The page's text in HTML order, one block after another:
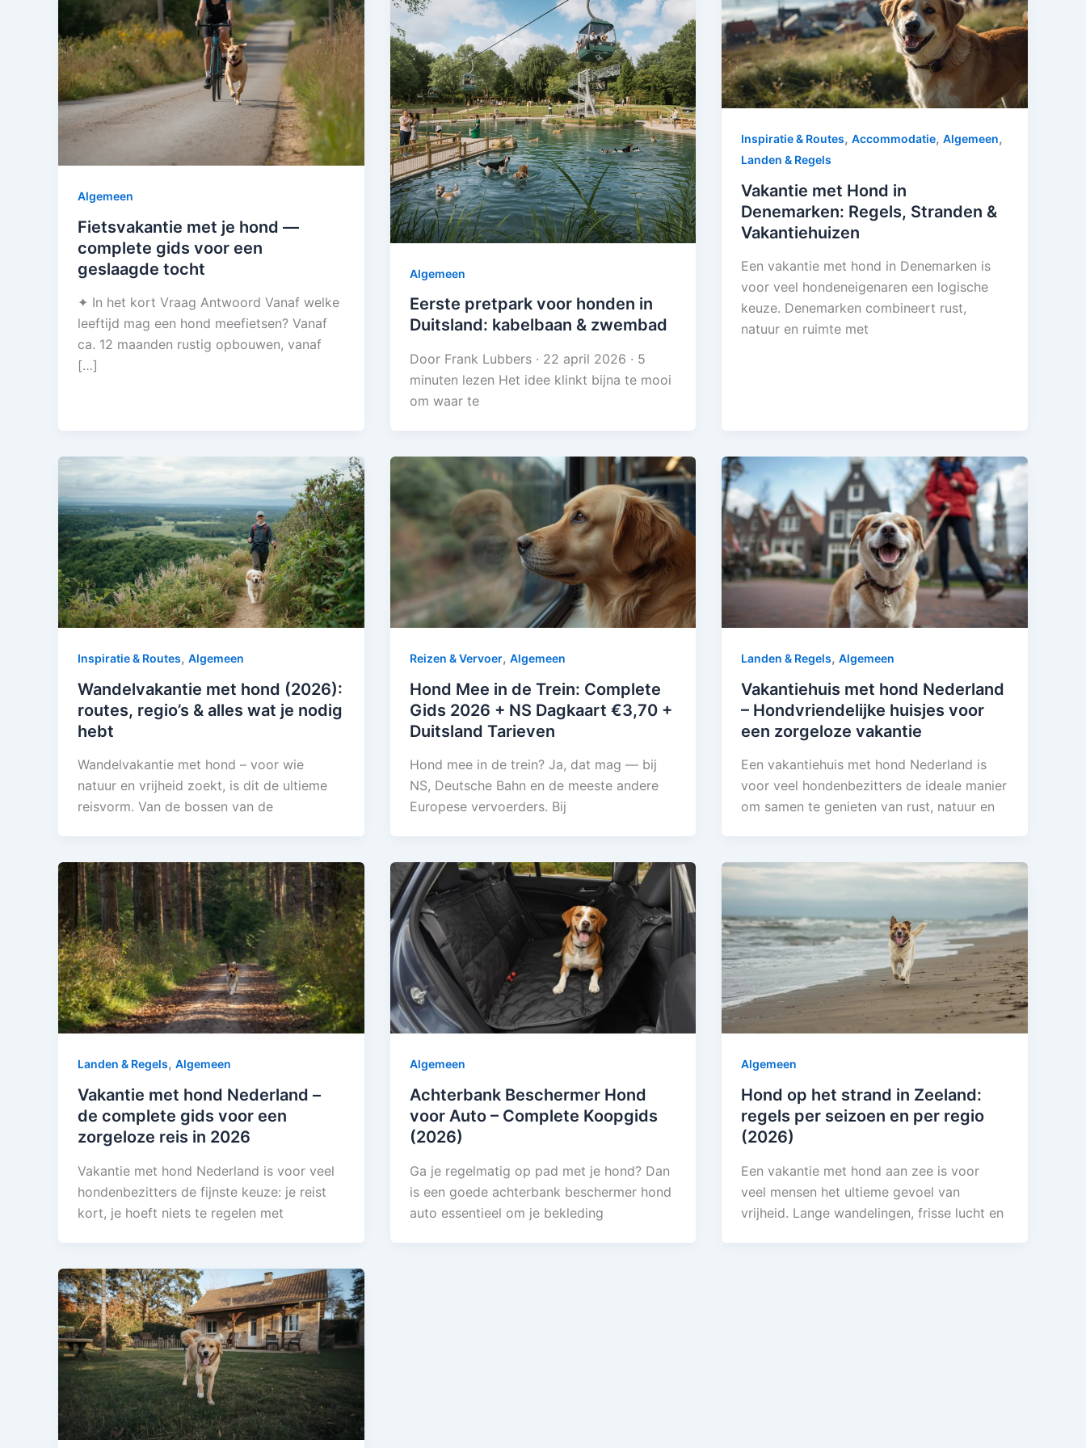
Algemeen
Fietsvakantie met je hond —
complete gids voor een
geslaagde tocht
✦ In het kort Vraag Antwoord Vanaf welke
leeftijd mag een hond meefietsen? Vanaf
ca. 12 maanden rustig opbouwen, vanaf
[…]
Algemeen
Eerste pretpark voor honden in
Duitsland: kabelbaan & zwembad
Door Frank Lubbers · 22 april 2026 · 5
minuten lezen Het idee klinkt bijna te mooi
om waar te
Inspiratie & Routes,Accommodatie,Algemeen,
Landen & Regels
Vakantie met Hond in
Denemarken: Regels, Stranden &
Vakantiehuizen
Een vakantie met hond in Denemarken is
voor veel hondeneigenaren een logische
keuze. Denemarken combineert rust,
natuur en ruimte met
Inspiratie & Routes, Algemeen
Wandelvakantie met hond (2026):
routes, regio’s & alles wat je nodig
hebt
Wandelvakantie met hond – voor wie
natuur en vrijheid zoekt, is dit de ultieme
reisvorm. Van de bossen van de
Reizen & Vervoer, Algemeen
Hond Mee in de Trein: Complete
Gids 2026 + NS Dagkaart €3,70 +
Duitsland Tarieven
Hond mee in de trein? Ja, dat mag — bij
NS, Deutsche Bahn en de meeste andere
Europese vervoerders. Bij
Landen & Regels,Algemeen
Vakantiehuis met hond Nederland
– Hondvriendelijke huisjes voor
een zorgeloze vakantie
Een vakantiehuis met hond Nederland is
voor veel hondenbezitters de ideale manier
om samen te genieten van rust, natuur en
Landen & Regels, Algemeen
Vakantie met hond Nederland –
de complete gids voor een
zorgeloze reis in 2026
Vakantie met hond Nederland is voor veel
hondenbezitters de fijnste keuze: je reist
kort, je hoeft niets te regelen met
Algemeen
Achterbank Beschermer Hond
voor Auto – Complete Koopgids
(2026)
Ga je regelmatig op pad met je hond? Dan
is een goede achterbank beschermer hond
auto essentieel om je bekleding
Algemeen
Hond op het strand in Zeeland:
regels per seizoen en per regio
(2026)
Een vakantie met hond aan zee is voor
veel mensen het ultieme gevoel van
vrijheid. Lange wandelingen, frisse lucht en